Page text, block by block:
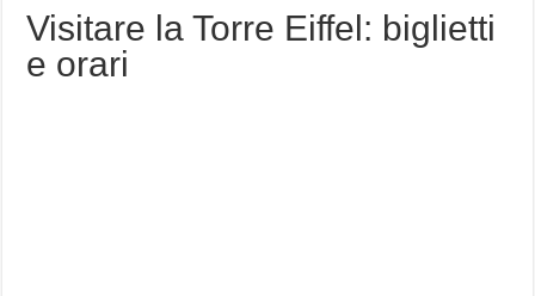
Visitare la Torre Eiffel: biglietti
e orari